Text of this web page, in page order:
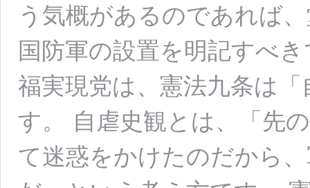
う気概があるのであれば
国防軍の設置を明記すべ
福実現党は、憲法九条は
す。 自虐史観とは、「先
て迷惑をかけたのだから